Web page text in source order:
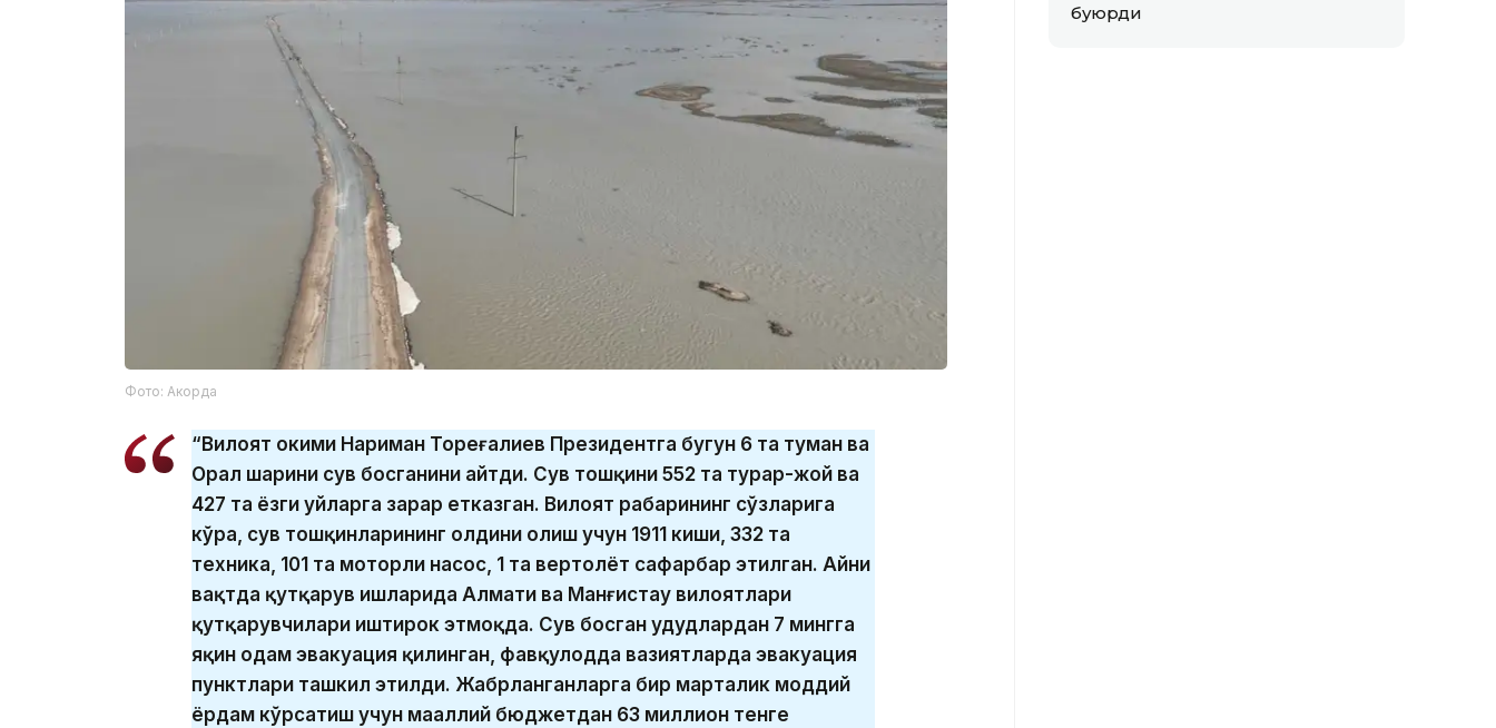
Фото: Акорда
“Вилоят ҳокими Нариман Тореғалиев Президентга бугун 6 та туман ва
Орал шаҳрини сув босганини айтди. Сув тошқини 552 та турар-жой ва
427 та ёзги уйларга зарар етказган. Вилоят раҳбарининг сўзларига
кўра, сув тошқинларининг олдини олиш учун 1911 киши, 332 та
техника, 101 та моторли насос, 1 та вертолёт сафарбар этилган. Айни
вақтда қутқарув ишларида Алмати ва Манғистау вилоятлари
қутқарувчилари иштирок этмоқда. Сув босган ҳудудлардан 7 мингга
яқин одам эвакуация қилинган, фавқулодда вазиятларда эвакуация
пунктлари ташкил этилди. Жабрланганларга бир марталик моддий
ёрдам кўрсатиш учун маҳаллий бюджетдан 63 миллион тенге
буюрди